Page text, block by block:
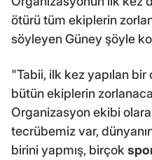
ötürü tüm ekiplerin
söyleyen Güney şöyle
"Tabii, ilk kez yapılan
bütün ekiplerin
Organizasyon ekibi
tecrübemiz var,
birini yapmış, birçok